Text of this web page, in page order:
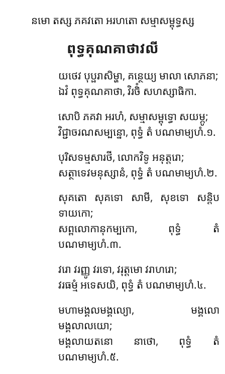
នមោ តស្ស ភគវតោ អរហតោ សម្មាសម្ពុទ្ធស្ស
ពុទ្ធគុណគាថាវលី
យថេវ បុប្ផរាសិម្ហា, គន្ថេយ្យ មាលា សោភនា;
ឯវំ ពុទ្ធគុណគាថា, វិរចិំ សហស្សាធិកា.
សោបិ ភគវា អរហំ, សម្មាសម្ពុទ្ធោ សយម្ភូ;
វិជ្ជាចរណសម្បន្នោ, ពុទ្ធំ តំ បណមាម្យហំ.១.
បុរិសទម្មសារថី, លោកវិទូ អនុត្តរោ;
សត្ថាទេវមនុស្សានំ, ពុទ្ធំ តំ បណមាម្យហំ.២.
សុគតោ សុគទោ សាមី, សុខទោ សន្តិប
ទាយកោ;
សព្ពលោកានុកម្បកោ, ពុទ្ធំ តំ
បណមាម្យហំ.៣.
វរោ វរញ្ញូ វរទោ, វរុត្តមោ វរាហរោ;
វរធម្មំ អទេសយិ, ពុទ្ធំ តំ បណមាម្យហំ.៤.
មហាមង្គលមង្គល្យោ, មង្គលោ
មង្គលាលយោ;
មង្គលាយតនោ នាថោ, ពុទ្ធំ តំ
បណមាម្យហំ.៥.